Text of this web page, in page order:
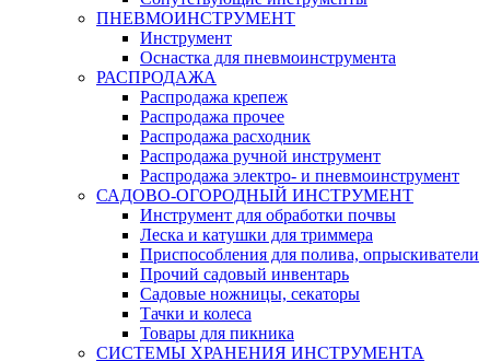
ПНЕВМОИНСТРУМЕНТ
Инструмент
Оснастка для пневмоинструмента
РАСПРОДАЖА
Распродажа крепеж
Распродажа прочее
Распродажа расходник
Распродажа ручной инструмент
Распродажа электро- и пневмоинструмент
САДОВО-ОГОРОДНЫЙ ИНСТРУМЕНТ
Инструмент для обработки почвы
Леска и катушки для триммера
Приспособления для полива, опрыскиватели
Прочий садовый инвентарь
Садовые ножницы, секаторы
Тачки и колеса
Товары для пикника
СИСТЕМЫ ХРАНЕНИЯ ИНСТРУМЕНТА